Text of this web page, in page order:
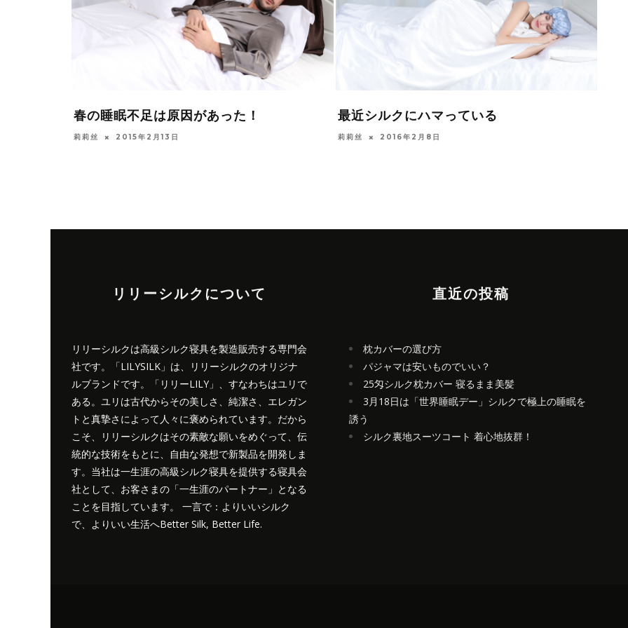
春の睡眠不足は原因があった！
莉莉丝 2015年2月13日
最近シルクにハマっている
莉莉丝 2016年2月8日
リリーシルクについて
リリーシルクは高級シルク寝具を製造販売する専門会
社です。「LILYSILK」は、リリーシルクのオリジナ
ルブランドです。「リリーLILY」、すなわちはユリで
ある。ユリは古代からその美しさ、純潔さ、エレガン
トと真摯さによって人々に褒められています。だから
こそ、リリーシルクはその素敵な願いをめぐって、伝
統的な技術をもとに、自由な発想で新製品を開発しま
す。当社は一生涯の高級シルク寝具を提供する寝具会
社として、お客さまの「一生涯のパートナー」となる
ことを目指しています。 一言で：よりいいシルク
で、よりいい生活へBetter Silk, Better Life.
直近の投稿
枕カバーの選び方
パジャマは安いものでいい？
25匁シルク枕カバー 寝るまま美髪
3月18日は「世界睡眠デー」シルクで極上の睡眠を
誘う
シルク裏地スーツコート 着心地抜群！